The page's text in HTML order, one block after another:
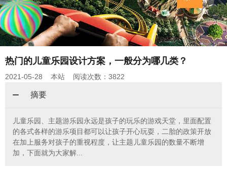
热门的儿童乐园设计方案，一般分为哪几类？
2021-05-28 本站 阅读次数：3822
摘要
儿童乐园、主题游乐园永远是孩子的玩乐的游戏天堂，里面配置
的各式各样的游乐项目都可以让孩子开心玩耍，二胎的政策开放
在加上服务对孩子的重视程度，让主题儿童乐园的数量不断增
加，下面就为大家解...